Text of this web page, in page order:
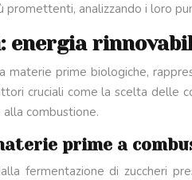
promettenti, analizzando i loro
energia
materie prime biologiche,
cruciali come la scelta delle
combustione.
prime a
fermentazione di zuccheri